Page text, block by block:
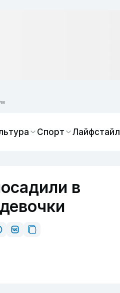
Спорт Лайфстайл
в